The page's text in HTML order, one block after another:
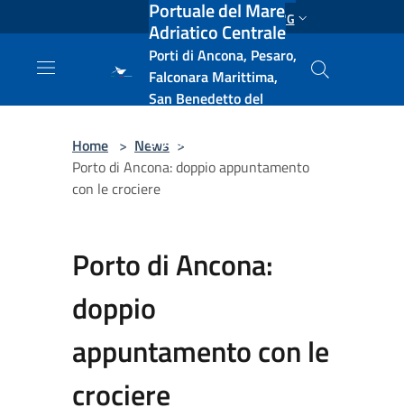
Salta al contenuto principale ENG
Portuale del Mare
Adriatico Centrale
Porti di Ancona, Pesaro,
Falconara Marittima,
San Benedetto del
e Vasto
Home > News >
Porto di Ancona: doppio appuntamento
con le crociere
Porto di Ancona:
doppio
appuntamento con le
crociere